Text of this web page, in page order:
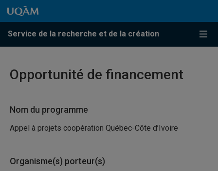
Passer au contenu
Accéder au menu principal
Accéder à la recherche
Passer au contenu
Accéder au menu principal
Service de la recherche et de la création
Menu
Opportunité de financement
Nom du programme
Appel à projets coopération Québec-Côte d’Ivoire
Organisme(s) porteur(s)